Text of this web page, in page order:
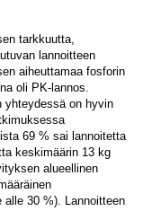
tarkkuutta,
lannoitteen
aiheuttamaa fosforin
oli PK-lannos.
yhteydessä on hyvin
69 % sai lannoitetta
keskimäärin 13 kg
alueellinen
alle 30 %). Lannoitteen